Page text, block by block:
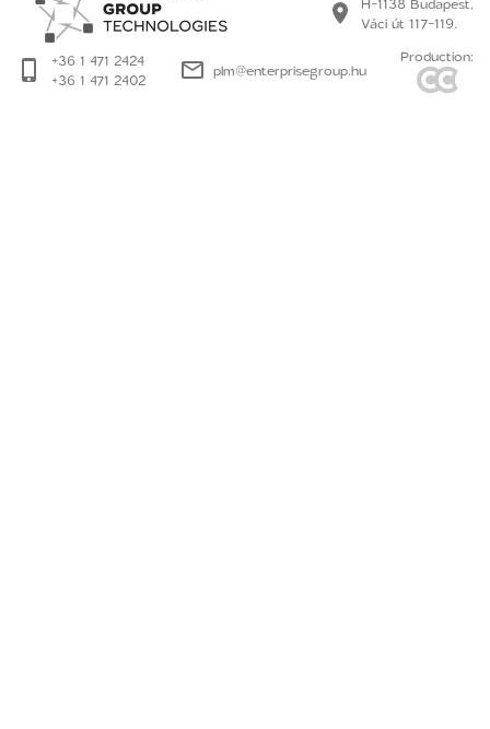
Váci út 117-119.
+36 1 471 2424
+36 1 471 2402
plm@enterprisegroup.hu
Production: